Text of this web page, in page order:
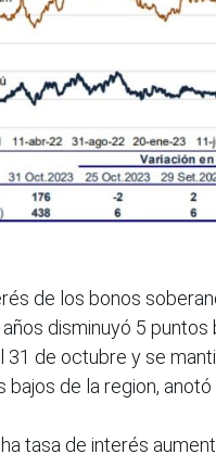
de los bonos
disminuyó 5 puntos
31 de octubre y se
bajos de la region, anotó
tasa de interés